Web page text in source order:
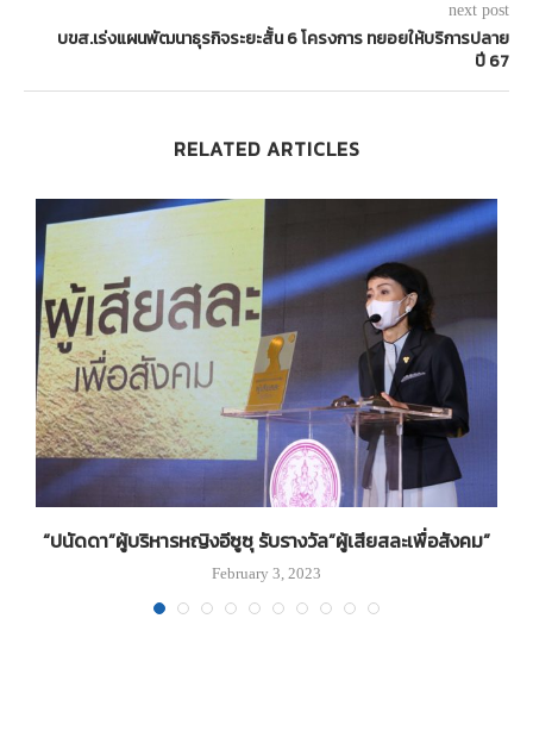
next post
บขส.เร่งแผนพัฒนาธุรกิจระยะสั้น 6 โครงการ ทยอยให้บริการปลาย
ปี 67
RELATED ARTICLES
“ปนัดดา”ผู้บริหารหญิงอีซูซุ รับรางวัล”ผู้เสียสละเพื่อสังคม”
February 3, 2023